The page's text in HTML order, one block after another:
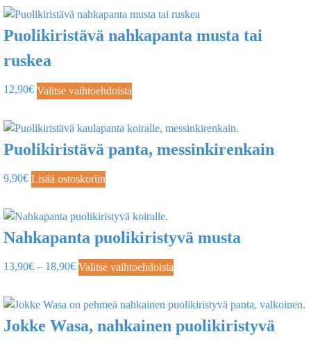
Puolikiristävä nahkapanta musta tai
ruskea
12,90€ Valitse vaihtoehdoista
Puolikiristävä panta, messinkirenkain
9,90€ Lisää ostoskoriin
Nahkapanta puolikiristyvä musta
13,90€ – 18,90€ Valitse vaihtoehdoista
Jokke Wasa, nahkainen puolikiristyvä